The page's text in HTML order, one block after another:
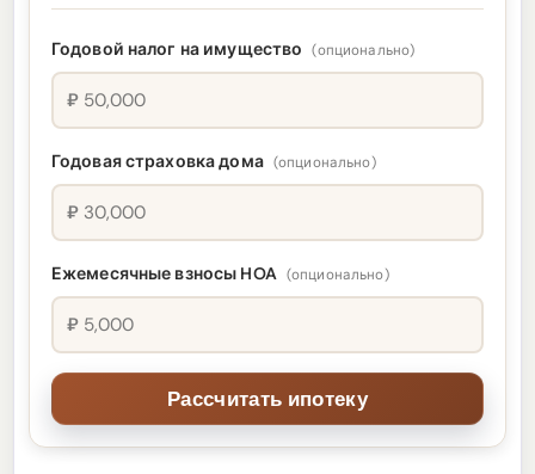
Годовой налог на имущество (опционально)
₽
Годовая страховка дома (опционально)
₽
Ежемесячные взносы HOA (опционально)
₽